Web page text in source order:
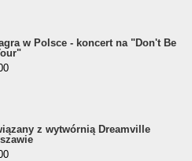
w Polsce - koncert na "Don't Be
z wytwórnią Dreamville